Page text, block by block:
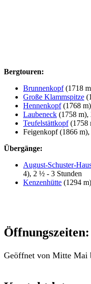
Bergtouren:
Brunnenkopf(1718
Große Klammspitze
Hennenkopf(1768
Laubeneck (1758 m),
Teufelstättkopf(1758
Feigenkopf (1866 m),
Übergänge:
August-Schuster-
4), 2 ½ - 3 Stunden
Kenzenhütte (1294
Öffnungszeiten:
Geöffnet von Mitte Mai